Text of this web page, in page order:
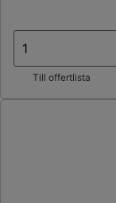
Till offertlista